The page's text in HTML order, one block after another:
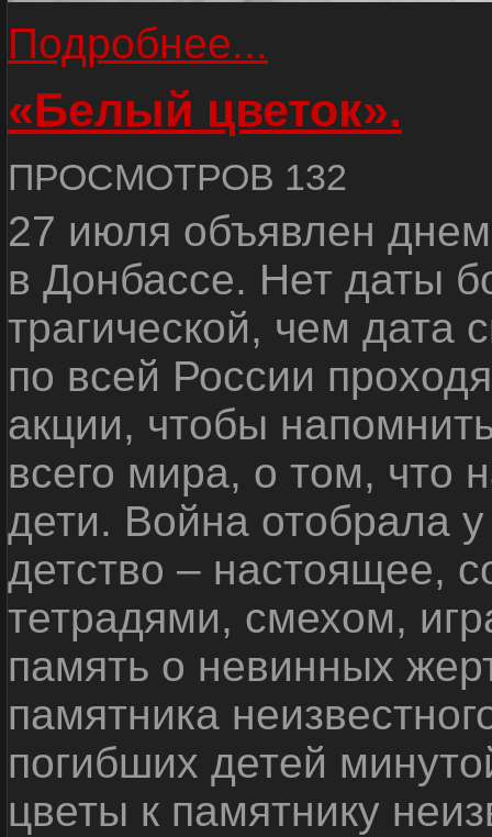
Подробнее...
«Белый цветок».
ПРОСМОТРОВ 132
27 июля объявлен
в Донбассе. Нет даты
трагической, чем дата
по всей России
акции, чтобы
всего мира, о том, что
дети. Война отобрала
детство – настоящее,
тетрадями, смехом,
память о невинных
памятника
погибших детей
цветы к памятнику